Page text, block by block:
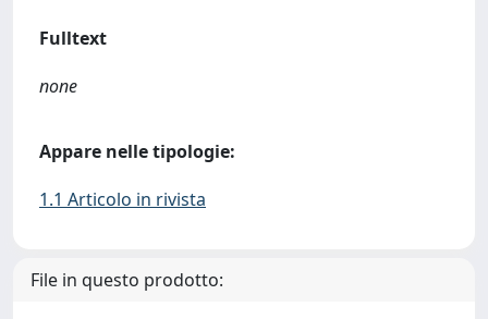
Fulltext
none
Appare nelle tipologie:
1.1 Articolo in rivista
File in questo prodotto: